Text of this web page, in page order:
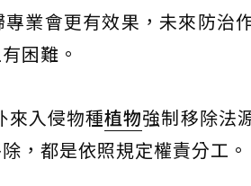
業會更有效果，未來防治
困難。
來入侵物種植物強制移除法
，都是依照規定權責分工。